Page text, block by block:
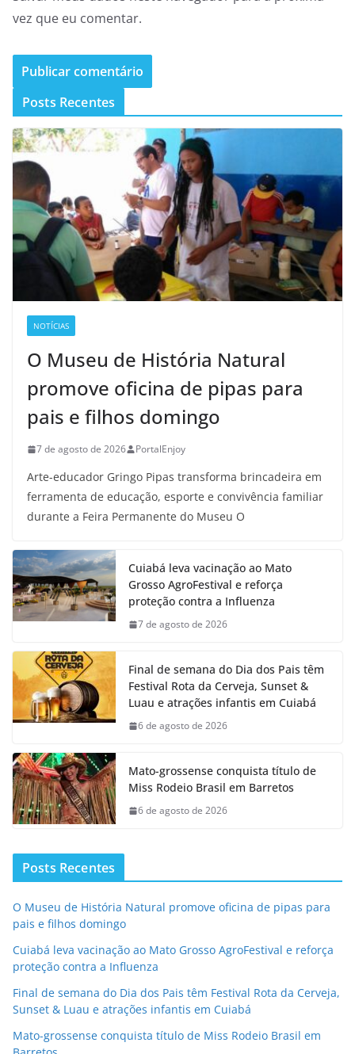
vez que eu comentar.
Posts Recentes
NOTÍCIAS
O Museu de História Natural
promove oficina de pipas para
pais e filhos domingo
7 de agosto de 2026 PortalEnjoy
Arte-educador Gringo Pipas transforma brincadeira em
ferramenta de educação, esporte e convivência familiar
durante a Feira Permanente do Museu O
Cuiabá leva vacinação ao Mato
Grosso AgroFestival e reforça
proteção contra a Influenza
7 de agosto de 2026
Final de semana do Dia dos Pais têm
Festival Rota da Cerveja, Sunset &
Luau e atrações infantis em Cuiabá
6 de agosto de 2026
Mato-grossense conquista título de
Miss Rodeio Brasil em Barretos
6 de agosto de 2026
Posts Recentes
O Museu de História Natural promove oficina de pipas para
pais e filhos domingo
Cuiabá leva vacinação ao Mato Grosso AgroFestival e reforça
proteção contra a Influenza
Final de semana do Dia dos Pais têm Festival Rota da Cerveja,
Sunset & Luau e atrações infantis em Cuiabá
Mato-grossense conquista título de Miss Rodeio Brasil em